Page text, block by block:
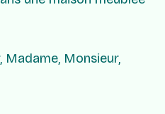
Monsieur,